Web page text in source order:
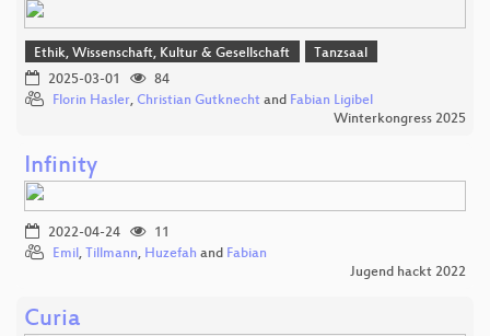
Ethik, Wissenschaft, Kultur & Gesellschaft
Tanzsaal
2025-03-01
84
Florin Hasler, Christian Gutknecht and Fabian Ligibel
Winterkongress 2025
Infinity
2022-04-24
11
Emil, Tillmann, Huzefah and Fabian
Jugend hackt 2022
Curia